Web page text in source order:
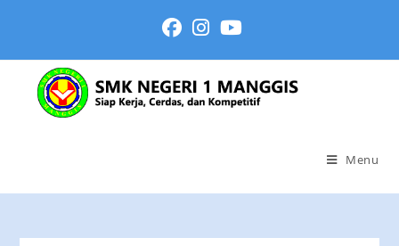
Menu